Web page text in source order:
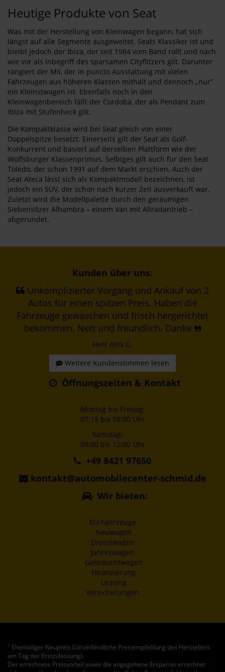
Heutige Produkte von Seat
Was mit der Herstellung von Kleinwagen begann, hat sich
längst auf alle Segmente ausgeweitet. Seats Klassiker ist und
bleibt jedoch der Ibiza, der seit 1984 vom Band rollt und nach
wie vor als Inbegriff des sparsamen Cityflitzers gilt. Darunter
rangiert der Mii, der in puncto Ausstattung mit vielen
Fahrzeugen aus höheren Klassen mithält und dennoch „nur“
ein Kleinstwagen ist. Ebenfalls noch in den
Kleinwagenbereich fällt der Cordoba, der als Pendant zum
Ibiza mit Stufenheck gilt.
Die Kompaktklasse wird bei Seat gleich von einer
Doppelspitze besetzt. Einerseits gilt der Seat als Golf-
Konkurrent und basiert auf derselben Plattform wie der
Wolfsburger Klassenprimus. Selbiges gilt auch für den Seat
Toledo, der schon 1991 auf dem Markt erschien. Auch der
Seat Ateca lässt sich als Kompaktmodell bezeichnen, ist
jedoch ein SUV, der schon nach kurzer Zeit ausverkauft war.
Zuletzt wird die Modellpalette durch den geräumigen
Siebensitzer Alhambra – einem Van mit Allradantrieb –
abgerundet.
Kunden über uns:
Unkomplizierter Vorgang und Ankauf von 2
Autos für einen spitzen Preis. Haben die
Fahrzeuge gewaschen und frisch hergerichtet
bekommen. Nett und freundlich. Danke
Herr Alex G.
Weitere Kundenstimmen lesen
Öffnungszeiten & Kontakt
Montag bis Freitag:
07:15 bis 18:00 Uhr
Samstag:
09:00 bis 12:00 Uhr
+49 8421 97650
kontakt@automobilecenter-schmid.de
Wir bieten:
EU-Fahrzeuge
Neuwagen
Dienstwagen
Jahreswagen
Gebrauchtwagen
Finanzierung
Leasing
Versicherungen
1 Ehemaliger Neupreis (Unverbindliche Preisempfehlung des Herstellers
am Tag der Erstzulassung).
Der errechnete Preisvorteil sowie die angegebene Ersparnis errechnet